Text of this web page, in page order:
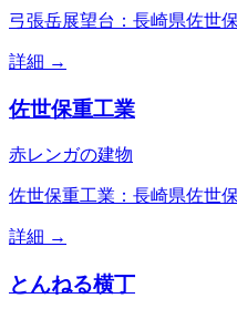
弓張岳展望台：長崎県佐世
詳細 →
佐世保重工業
赤レンガの建物
佐世保重工業：長崎県佐世
詳細 →
とんねる横丁